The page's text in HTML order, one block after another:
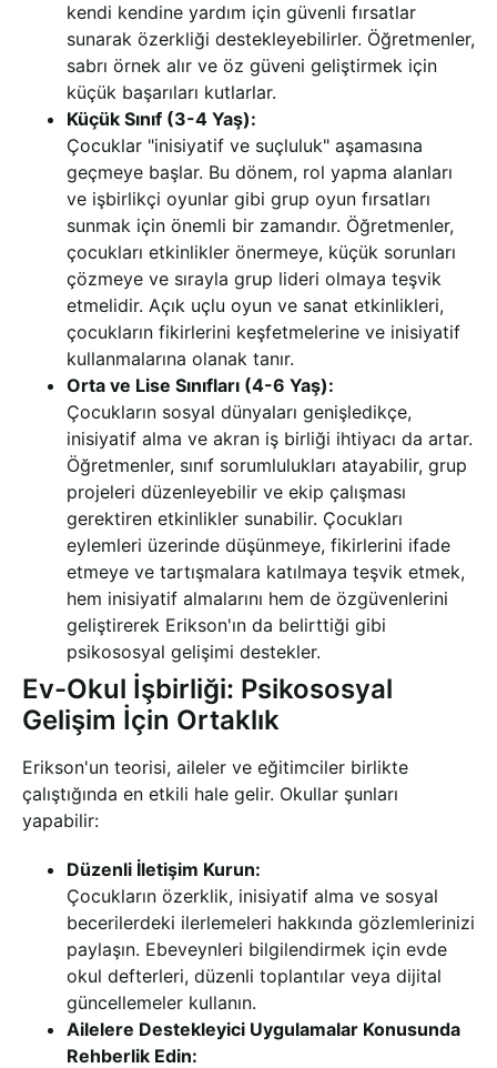
kendi kendine yardım için güvenli fırsatlar
sunarak özerkliği destekleyebilirler. Öğretmenler,
sabrı örnek alır ve öz güveni geliştirmek için
küçük başarıları kutlarlar.
Küçük Sınıf (3-4 Yaş):
Çocuklar "inisiyatif ve suçluluk" aşamasına
geçmeye başlar. Bu dönem, rol yapma alanları
ve işbirlikçi oyunlar gibi grup oyun fırsatları
sunmak için önemli bir zamandır. Öğretmenler,
çocukları etkinlikler önermeye, küçük sorunları
çözmeye ve sırayla grup lideri olmaya teşvik
etmelidir. Açık uçlu oyun ve sanat etkinlikleri,
çocukların fikirlerini keşfetmelerine ve inisiyatif
kullanmalarına olanak tanır.
Orta ve Lise Sınıfları (4-6 Yaş):
Çocukların sosyal dünyaları genişledikçe,
inisiyatif alma ve akran iş birliği ihtiyacı da artar.
Öğretmenler, sınıf sorumlulukları atayabilir, grup
projeleri düzenleyebilir ve ekip çalışması
gerektiren etkinlikler sunabilir. Çocukları
eylemleri üzerinde düşünmeye, fikirlerini ifade
etmeye ve tartışmalara katılmaya teşvik etmek,
hem inisiyatif almalarını hem de özgüvenlerini
geliştirerek Erikson'ın da belirttiği gibi
psikososyal gelişimi destekler.
Ev-Okul İşbirliği: Psikososyal
Gelişim İçin Ortaklık
Erikson'un teorisi, aileler ve eğitimciler birlikte
çalıştığında en etkili hale gelir. Okullar şunları
yapabilir:
Düzenli İletişim Kurun:
Çocukların özerklik, inisiyatif alma ve sosyal
becerilerdeki ilerlemeleri hakkında gözlemlerinizi
paylaşın. Ebeveynleri bilgilendirmek için evde
okul defterleri, düzenli toplantılar veya dijital
güncellemeler kullanın.
Ailelere Destekleyici Uygulamalar Konusunda
Rehberlik Edin: